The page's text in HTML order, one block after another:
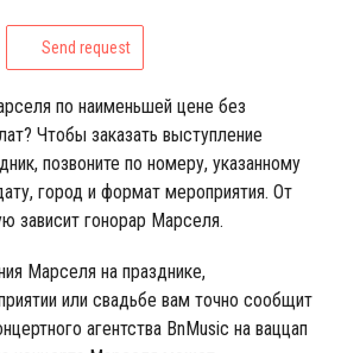
Send request
по наименьшей цене без
Чтобы заказать выступление
позвоните по номеру, указанному
город и формат мероприятия. От
зависит гонорар Марселя.
Марселя на празднике,
или свадьбе вам точно сообщит
агентства BnMusic на ваццап